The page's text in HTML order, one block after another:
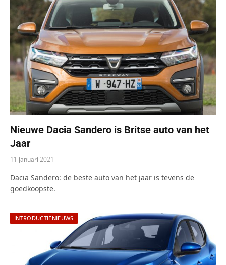
Nieuwe Dacia Sandero is Britse auto van het
Jaar
11 januari 2021
Dacia Sandero: de beste auto van het jaar is tevens de
goedkoopste.
INTRODUCTIENIEUWS